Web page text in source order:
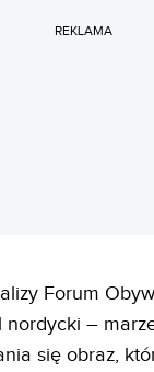
REKLAMA
Forum
nordycki –
się obraz,